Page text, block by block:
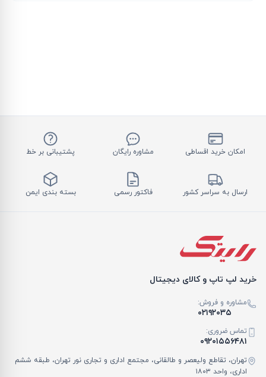
امکان خرید اقساطی مشاوره رایگان پشتیبانی بر خط
ارسال به سراسر کشور فاکتور رسمی بسته بندی ایمن
خرید لپ تاپ و کالای دیجیتال
مشاوره و فروش:
۰۲۱۹۲۰۳۵
تماس ضروری:
۰۹۲۰۱۵۵۶۴۸۱
تهران، تقاطع ولیعصر و طالقانی، مجتمع اداری و تجاری نور تهران، طبقه ششم
اداری، واحد ۱۸۰۳